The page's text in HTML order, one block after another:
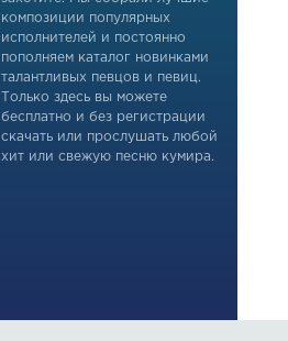
композиции популярных
исполнителей и постоянно
пополняем каталог новинками
талантливых певцов и певиц.
Только здесь вы можете
бесплатно и без регистрации
скачать или прослушать любой
хит или свежую песню кумира.